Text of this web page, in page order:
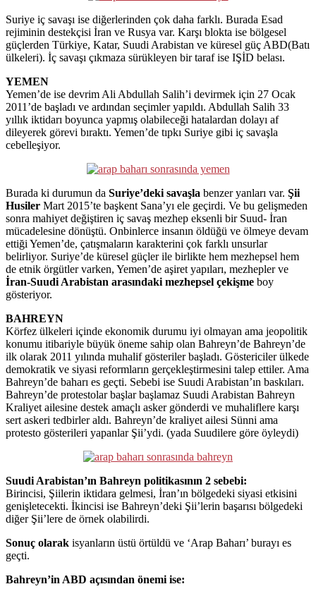
Suriye iç savaşı ise diğerlerinden çok daha farklı. Burada Esad
rejiminin destekçisi İran ve Rusya var. Karşı blokta ise bölgesel
güçlerden Türkiye, Katar, Suudi Arabistan ve küresel güç ABD(Batı
ülkeleri). İç savaşı çıkmaza sürükleyen bir taraf ise IŞİD belası.
YEMEN
Yemen’de ise devrim Ali Abdullah Salih’i devirmek için 27 Ocak
2011’de başladı ve ardından seçimler yapıldı. Abdullah Salih 33
yıllık iktidarı boyunca yapmış olabileceği hatalardan dolayı af
dileyerek görevi bıraktı. Yemen’de tıpkı Suriye gibi iç savaşla
cebelleşiyor.
Burada ki durumun da Suriye’deki savaşla benzer yanları var. Şii
Husiler Mart 2015’te başkent Sana’yı ele geçirdi. Ve bu gelişmeden
sonra mahiyet değiştiren iç savaş mezhep eksenli bir Suud- İran
mücadelesine dönüştü. Onbinlerce insanın öldüğü ve ölmeye devam
ettiği Yemen’de, çatışmaların karakterini çok farklı unsurlar
belirliyor. Suriye’de küresel güçler ile birlikte hem mezhepsel hem
de etnik örgütler varken, Yemen’de aşiret yapıları, mezhepler ve
İran-Suudi Arabistan arasındaki mezhepsel çekişme boy
gösteriyor.
BAHREYN
Körfez ülkeleri içinde ekonomik durumu iyi olmayan ama jeopolitik
konumu itibariyle büyük öneme sahip olan Bahreyn’de Bahreyn’de
ilk olarak 2011 yılında muhalif gösteriler başladı. Göstericiler ülkede
demokratik ve siyasi reformların gerçekleştirmesini talep ettiler. Ama
Bahreyn’de baharı es geçti. Sebebi ise Suudi Arabistan’ın baskıları.
Bahreyn’de protestolar başlar başlamaz Suudi Arabistan Bahreyn
Kraliyet ailesine destek amaçlı asker gönderdi ve muhaliflere karşı
sert askeri tedbirler aldı. Bahreyn’de kraliyet ailesi Sünni ama
protesto gösterileri yapanlar Şii’ydi. (yada Suudilere göre öyleydi)
Suudi Arabistan’ın Bahreyn politikasının 2 sebebi:
Birincisi, Şiilerin iktidara gelmesi, İran’ın bölgedeki siyasi etkisini
genişletecekti. İkincisi ise Bahreyn’deki Şii’lerin başarısı bölgedeki
diğer Şii’lere de örnek olabilirdi.
Sonuç olarak isyanların üstü örtüldü ve ‘Arap Baharı’ burayı es
geçti.
Bahreyn’in ABD açısından önemi ise: